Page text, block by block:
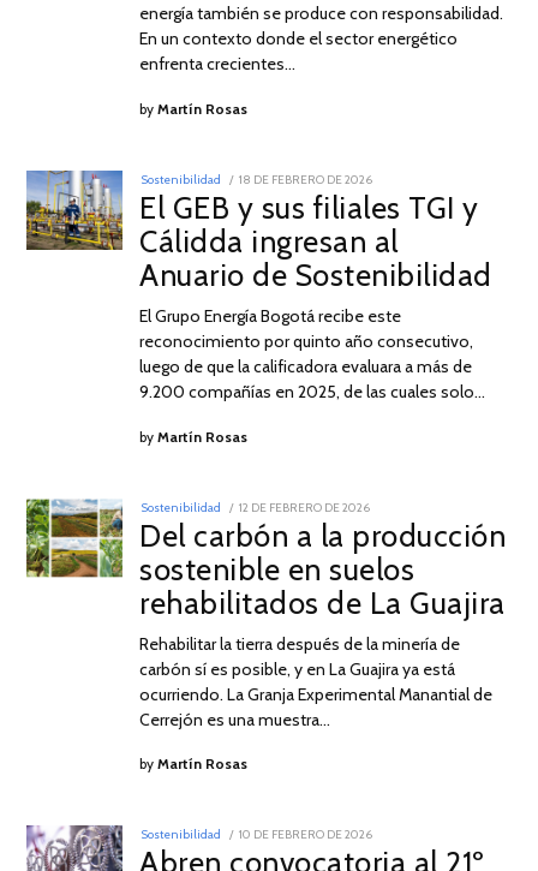
energía también se produce con responsabilidad.
En un contexto donde el sector energético
enfrenta crecientes…
byMartín Rosas
Sostenibilidad
POSTED
18 DE FEBRERO DE 2026
FEBRERO
DE
2026
El GEB y sus filiales TGI y
Cálidda ingresan al
Anuario de Sostenibilidad
El Grupo Energía Bogotá recibe este
reconocimiento por quinto año consecutivo,
luego de que la calificadora evaluara a más de
9.200 compañías en 2025, de las cuales solo…
byMartín Rosas
Sostenibilidad
POSTED
ON
12 DE FEBRERO DE 2026
MARZO
DE
2026
Del carbón a la producción
sostenible en suelos
rehabilitados de La Guajira
Rehabilitar la tierra después de la minería de
carbón sí es posible, y en La Guajira ya está
ocurriendo. La Granja Experimental Manantial de
Cerrejón es una muestra…
byMartín Rosas
Sostenibilidad
POSTED
10 DE FEBRERO DE 2026
DE
Abren convocatoria al 21º